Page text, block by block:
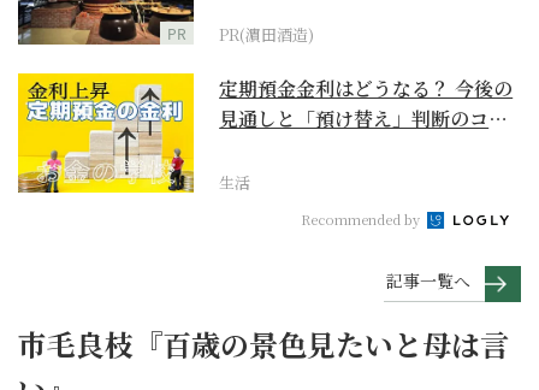
PR PR(濵田酒造)
定期預金金利はどうなる？ 今後の
見通しと「預け替え」判断のコツ
生活
Recommended by
記事一覧へ
市毛良枝『百歳の景色見たいと母は言